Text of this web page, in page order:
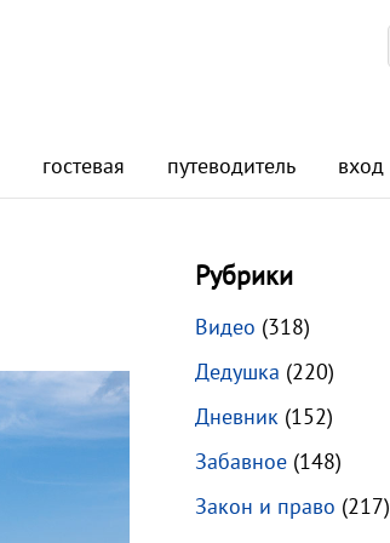
гостевая путеводитель вход
Рубрики
Видео (318)
Дедушка (220)
Дневник(152)
Забавное(148)
Закон и право (217)